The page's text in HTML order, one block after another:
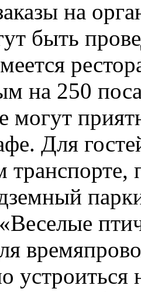
на
быть
на 250
Для
устроиться